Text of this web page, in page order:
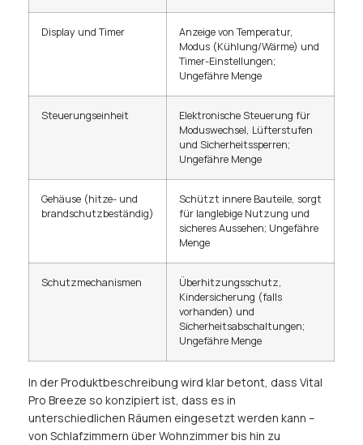
Display und Timer
Anzeige von Temperatur,
Modus (Kühlung/Wärme) und
Timer-Einstellungen;
Ungefähre Menge
Steuerungseinheit
Elektronische Steuerung für
Moduswechsel, Lüfterstufen
und Sicherheitssperren;
Ungefähre Menge
Gehäuse (hitze- und
brandschutzbeständig)
Schützt innere Bauteile, sorgt
für langlebige Nutzung und
sicheres Aussehen; Ungefähre
Menge
Schutzmechanismen
Überhitzungsschutz,
Kindersicherung (falls
vorhanden) und
Sicherheitsabschaltungen;
Ungefähre Menge
In der Produktbeschreibung wird klar betont, dass Vital
Pro Breeze so konzipiert ist, dass es in
unterschiedlichen Räumen eingesetzt werden kann –
von Schlafzimmern über Wohnzimmer bis hin zu